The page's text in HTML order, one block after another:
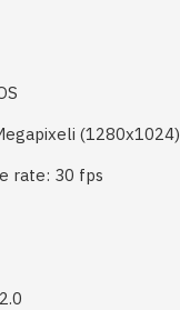
(1280x1024)
rate: 30 fps